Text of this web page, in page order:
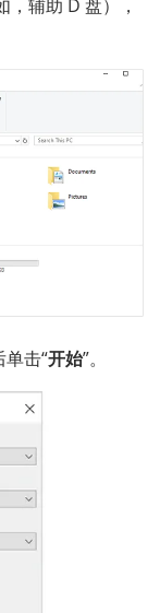
辅助 D 盘），
单击“开始”。